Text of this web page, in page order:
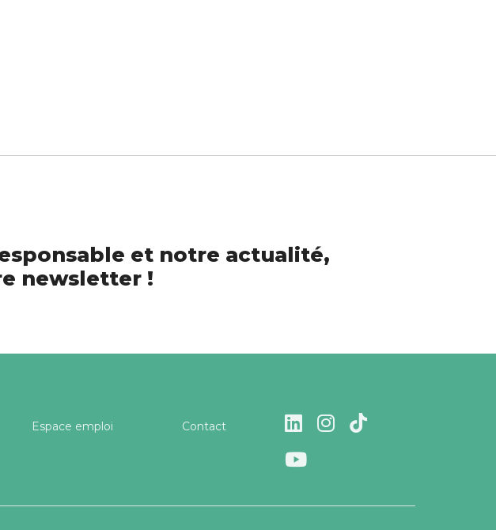
et notre actualité,
newsletter !
Espace emploi Contact